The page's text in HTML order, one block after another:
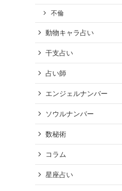
不倫
動物キャラ占い
干支占い
占い師
エンジェルナンバー
ソウルナンバー
数秘術
コラム
星座占い